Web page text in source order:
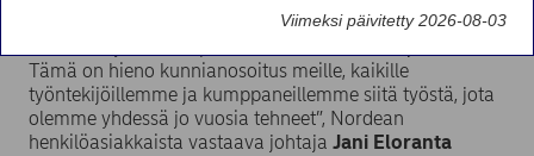
yhteiskuntamme yhteinen haaste ja on hienoa, että
Tämä on hieno kunnianosoitus meille, kaikille
työntekijöillemme ja kumppaneillemme siitä työstä, jota
olemme yhdessä jo vuosia tehneet”, Nordean
henkilöasiakkaista vastaava johtaja Jani Eloranta
Viimeksi päivitetty 2026-08-03